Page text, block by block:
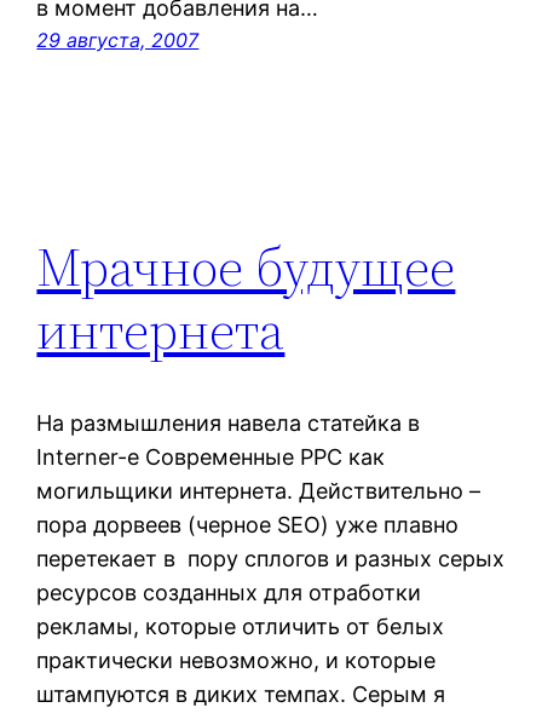
в момент добавления на…
29 августа, 2007
Мрачное будущее
интернета
На размышления навела статейка в
Interner-e Современные PPC как
могильщики интернета. Действительно –
пора дорвеев (черное SEO) уже плавно
перетекает в пору сплогов и разных серых
ресурсов созданных для отработки
рекламы, которые отличить от белых
практически невозможно, и которые
штампуются в диких темпах. Серым я